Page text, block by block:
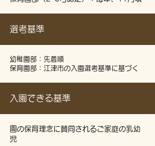
選考基準
幼稚園部：先着順
保育園部：江津市の入園選考基準に基づく
入園できる基準
園の保育理念に賛同されるご家庭の乳幼
児